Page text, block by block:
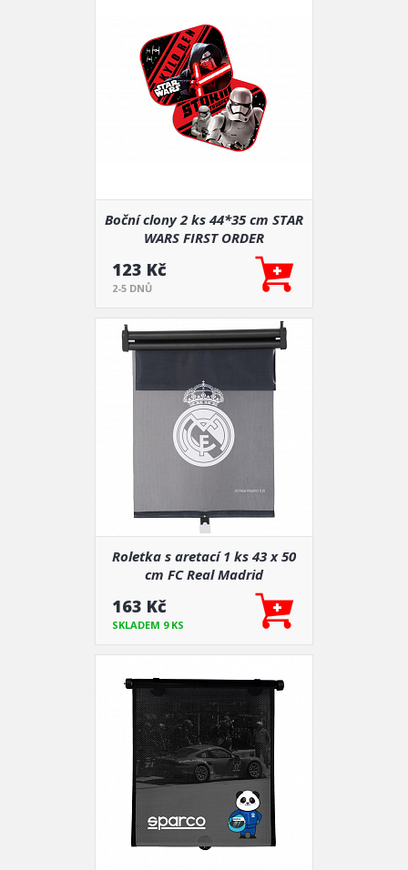
Boční clony 2 ks 44*35 cm STAR
WARS FIRST ORDER
123 Kč
2-5 DNŮ
Roletka s aretací 1 ks 43 x 50
cm FC Real Madrid
163 Kč
SKLADEM 9 KS